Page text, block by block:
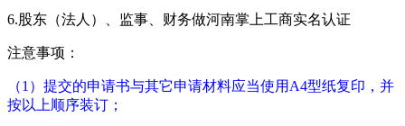
6.股东（法人）、监事、财务做河南掌上工商实名认证
注意事项：
（1）提交的申请书与其它申请材料应当使用A4型纸复印，并
按以上顺序装订；